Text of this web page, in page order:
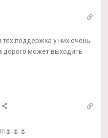
поддержка у них очень
дорого может выходить